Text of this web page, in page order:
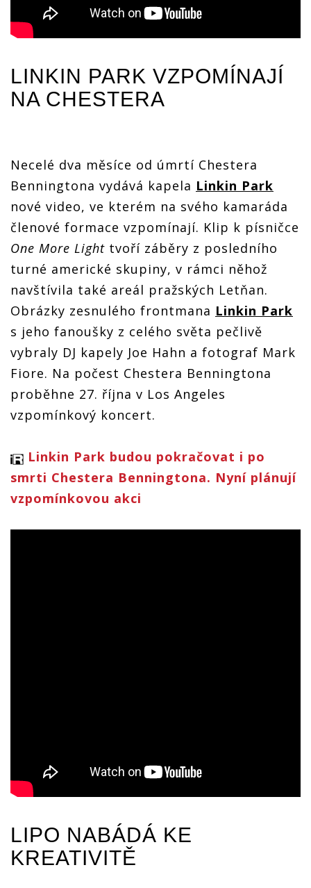
LINKIN PARK VZPOMÍNAJÍ
NA CHESTERA
Necelé dva měsíce od úmrtí Chestera
Benningtona vydává kapela Linkin Park
nové video, ve kterém na svého kamaráda
členové formace vzpomínají. Klip k písničce
One More Light tvoří záběry z posledního
turné americké skupiny, v rámci něhož
navštívila také areál pražských Letňan.
Obrázky zesnulého frontmana Linkin Park
s jeho fanoušky z celého světa pečlivě
vybraly DJ kapely Joe Hahn a fotograf Mark
Fiore. Na počest Chestera Benningtona
proběhne 27. října v Los Angeles
vzpomínkový koncert.
Linkin Park budou pokračovat i po
smrti Chestera Benningtona. Nyní plánují
vzpomínkovou akci
LIPO NABÁDÁ KE
KREATIVITĚ